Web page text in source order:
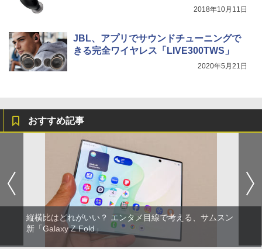
2018年10月11日
JBL、アプリでサウンドチューニングで
きる完全ワイヤレス「LIVE300TWS」
2020年5月21日
おすすめ記事
縦横比はどれがいい？ エンタメ目線で考える、サムスン
新「Galaxy Z Fold」